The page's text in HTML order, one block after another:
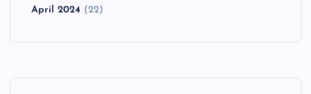
April 2024 (22)